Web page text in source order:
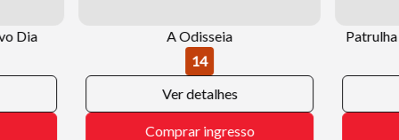
Dia
A Odisseia
14
Ver detalhes
Comprar ingresso